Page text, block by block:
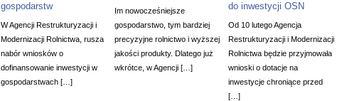
gospodarstw
W Agencji Restrukturyzacji i
Modernizacji Rolnictwa, rusza
nabór wniosków o
dofinansowanie inwestycji w
gospodarstwach […]
Im nowocześniejsze
gospodarstwo, tym bardziej
precyzyjne rolnictwo i wyższej
jakości produkty. Dlatego już
wkrótce, w Agencji […]
do inwestycji OSN
Od 10 lutego Agencja
Restrukturyzacji i Modernizacji
Rolnictwa będzie przyjmowała
wnioski o dotacje na
inwestycje chroniące przed
[…]